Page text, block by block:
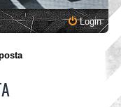
Login